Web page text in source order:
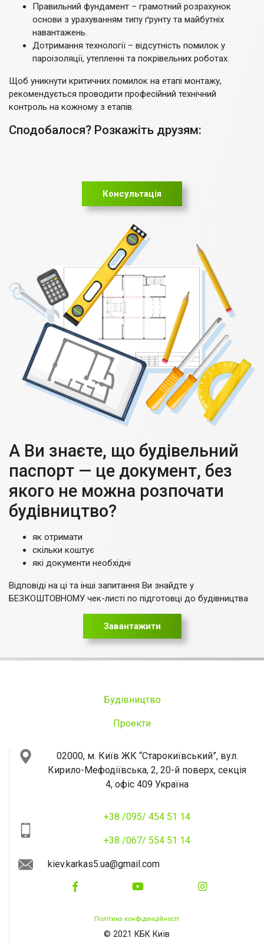
Правильний фундамент – грамотний розрахунок
основи з урахуванням типу ґрунту та майбутніх
навантажень.
Дотримання технології – відсутність помилок у
пароізоляції, утепленні та покрівельних роботах.
Щоб уникнути критичних помилок на етапі монтажу,
рекомендується проводити професійний технічний
контроль на кожному з етапів.
Сподобалося? Розкажіть друзям:
Консультація
А Ви знаєте, що будівельний
паспорт — це документ, без
якого не можна розпочати
будівництво?
як отримати
скільки коштує
які документи необхідні
Відповіді на ці та інші запитання Ви знайдте у
БЕЗКОШТОВНОМУ чек-листі по підготовці до будівництва
Завантажити
Будівництво
Проекти
02000, м. Київ ЖК “Старокиївський”, вул.
Кирило-Мефодіївська, 2, 20-й поверх, секція
4, офіс 409 Україна
+38 /095/ 454 51 14
+38 /067/ 554 51 14
kiev.karkas5.ua@gmail.com
Політика конфіденційності
© 2021 КБК Київ